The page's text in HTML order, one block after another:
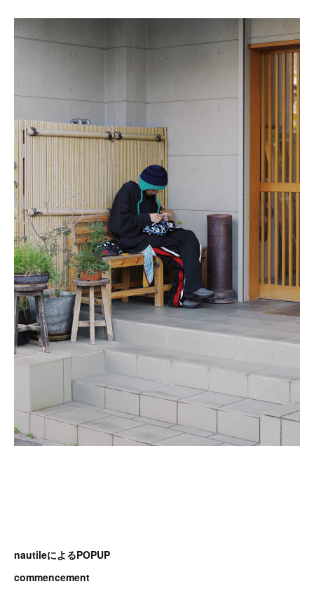
nautileによるPOPUP
commencement